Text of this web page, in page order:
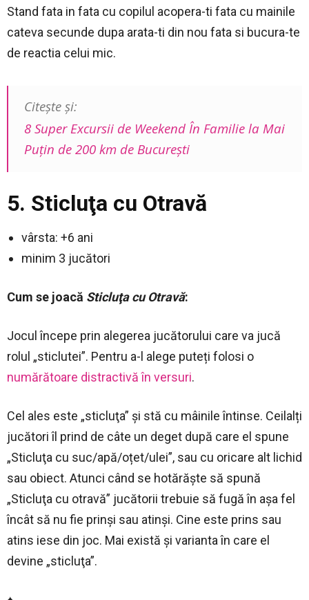
Stand fata in fata cu copilul acopera-ti fata cu mainile
cateva secunde dupa arata-ti din nou fata si bucura-te
de reactia celui mic.
Citește și:
8 Super Excursii de Weekend În Familie la Mai
Puţin de 200 km de București
5. Sticluţa cu Otravă
vârsta: +6 ani
minim 3 jucători
Cum se joacă Sticluţa cu Otravă:
Jocul începe prin alegerea jucătorului care va jucă
rolul „sticlutei”. Pentru a-l alege puteți folosi o
numărătoare distractivă în versuri.
Cel ales este „sticluţa” și stă cu mâinile întinse. Ceilalți
jucători îl prind de câte un deget după care el spune
„Sticluţa cu suc/apă/oțet/ulei”, sau cu oricare alt lichid
sau obiect. Atunci când se hotărăște să spună
„Sticluţa cu otravă” jucătorii trebuie să fugă în așa fel
încât să nu fie prinși sau atinși. Cine este prins sau
atins iese din joc. Mai există și varianta în care el
devine „sticluţa”.